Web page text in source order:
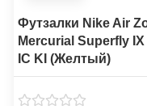
Футзалки Nike Air
Mercurial Superfly
IC KI (Желтый)